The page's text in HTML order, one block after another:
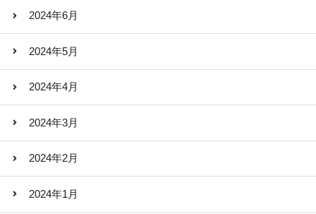
2024年6月
2024年5月
2024年4月
2024年3月
2024年2月
2024年1月